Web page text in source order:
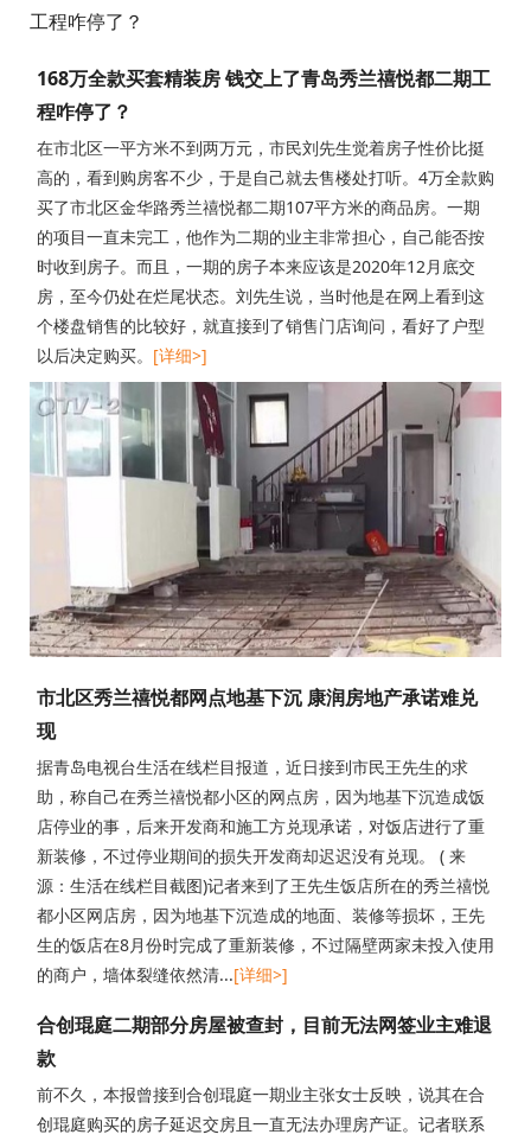
168万全款买套精装房 钱交上了青岛秀兰禧悦都二期工
程咋停了？
在市北区一平方米不到两万元，市民刘先生觉着房子性价比挺
高的，看到购房客不少，于是自己就去售楼处打听。4万全款购
买了市北区金华路秀兰禧悦都二期107平方米的商品房。一期
的项目一直未完工，他作为二期的业主非常担心，自己能否按
时收到房子。而且，一期的房子本来应该是2020年12月底交
房，至今仍处在烂尾状态。刘先生说，当时他是在网上看到这
个楼盘销售的比较好，就直接到了销售门店询问，看好了户型
以后决定购买。 [详细>]
市北区秀兰禧悦都网点地基下沉 康润房地产承诺难兑
现
据青岛电视台生活在线栏目报道，近日接到市民王先生的求
助，称自己在秀兰禧悦都小区的网点房，因为地基下沉造成饭
店停业的事，后来开发商和施工方兑现承诺，对饭店进行了重
新装修，不过停业期间的损失开发商却迟迟没有兑现。 ( 来
源：生活在线栏目截图)记者来到了王先生饭店所在的秀兰禧悦
都小区网店房，因为地基下沉造成的地面、装修等损坏，王先
生的饭店在8月份时完成了重新装修，不过隔壁两家未投入使用
的商户，墙体裂缝依然清...[详细>]
合创琨庭二期部分房屋被查封，目前无法网签业主难退
款
前不久，本报曾接到合创琨庭一期业主张女士反映，说其在合
创琨庭购买的房子延迟交房且一直无法办理房产证。记者联系